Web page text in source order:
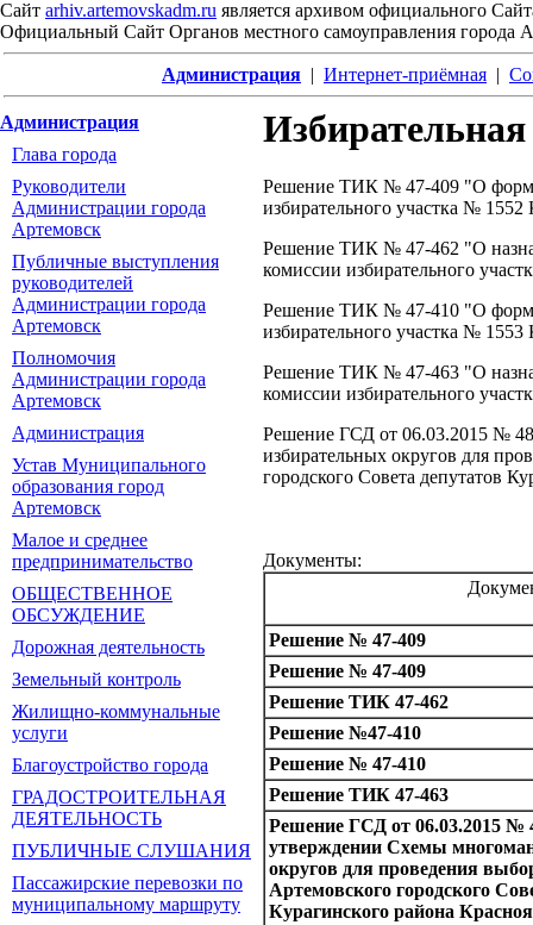
Сайт arhiv.artemovskadm.ru является архивом официального
Официальный Сайт Органов местного самоуправления города
Администрация | Интернет-приёмная |
Администрация
Глава города
Руководители
Администрации города
Артемовск
Публичные выступления
руководителей
Администрации города
Артемовск
Полномочия
Администрации города
Артемовск
Администрация
Устав Муниципального
образования город
Артемовск
Малое и среднее
предпринимательство
ОБЩЕСТВЕННОЕ
ОБСУЖДЕНИЕ
Дорожная деятельность
Земельный контроль
Жилищно-коммунальные
услуги
Благоустройство города
ГРАДОСТРОИТЕЛЬНАЯ
ДЕЯТЕЛЬНОСТЬ
ПУБЛИЧНЫЕ СЛУШАНИЯ
Пассажирские перевозки по
муниципальному маршруту
Решение ТИК № 47-409 "О
избирательного участка № 1552
Решение ТИК № 47-462 "О
комиссии избирательного
Решение ТИК № 47-410 "О
избирательного участка № 1553
Решение ТИК № 47-463 "О
комиссии избирательного
Решение ГСД от 06.03.2015 №
избирательных округов для
городского Совета депутатов
Документы:
Решение № 47-409
Решение № 47-409
Решение ТИК 47-462
Решение №47-410
Решение № 47-410
Решение ТИК 47-463
Решение ГСД от 06.03.2015 №
утверждении Схемы
округов для проведения
Артемовского городского
Курагинского района